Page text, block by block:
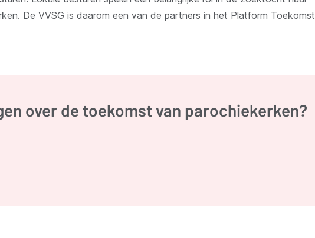
venster)
De VVSG is daarom een van de partners in het Platform Toekomst
over de toekomst van parochiekerken?